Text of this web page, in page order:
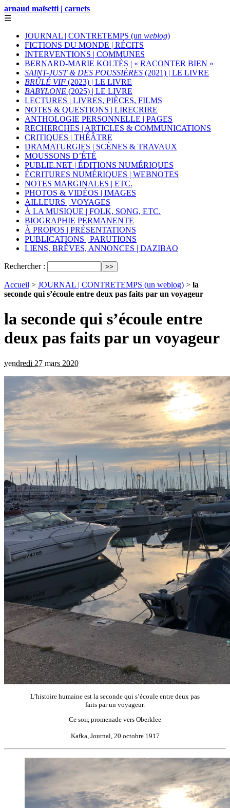
arnaud maïsetti | carnets
☰
JOURNAL | CONTRETEMPS (un weblog)
FICTIONS DU MONDE | RÉCITS
INTERVENTIONS | COMMUNES
BERNARD-MARIE KOLTÈS | « RACONTER BIEN »
SAINT-JUST & DES POUSSIÈRES (2021) | LE LIVRE
BRÛLÉ VIF (2023) | LE LIVRE
BABYLONE (2025) | LE LIVRE
LECTURES | LIVRES, PIÈCES, FILMS
NOTES & QUESTIONS | LIRECRIRE
ANTHOLOGIE PERSONNELLE | PAGES
RECHERCHES | ARTICLES & COMMUNICATIONS
CRITIQUES | THÉÂTRE
DRAMATURGIES | SCÈNES & TRAVAUX
MOUSSONS D’ÉTÉ
PUBLIE.NET | ÉDITIONS NUMÉRIQUES
ÉCRITURES NUMÉRIQUES | WEBNOTES
NOTES MARGINALES | ETC.
PHOTOS & VIDÉOS | IMAGES
AILLEURS | VOYAGES
À LA MUSIQUE | FOLK, SONG, ETC.
BIOGRAPHIE PERMANENTE
À PROPOS | PRÉSENTATIONS
PUBLICATIONS | PARUTIONS
LIENS, BRÈVES, ANNONCES | DAZIBAO
Rechercher :
Accueil > JOURNAL | CONTRETEMPS (un weblog) > la
seconde qui s’écoule entre deux pas faits par un voyageur
la seconde qui s’écoule entre
deux pas faits par un voyageur
vendredi 27 mars 2020
L’histoire humaine est la seconde qui s’écoule entre deux pas
faits par un voyageur.
Ce soir, promenade vers Oberklee
Kafka, Journal, 20 octobre 1917